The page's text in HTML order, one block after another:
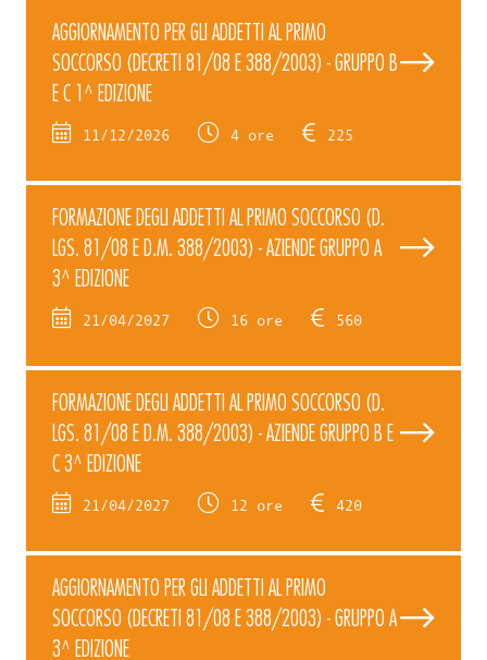
AGGIORNAMENTO PER GLI ADDETTI AL PRIMO
SOCCORSO (DECRETI 81/08 E 388/2003) - GRUPPO B
E C 1^ EDIZIONE
11/12/2026 4 ore 225
FORMAZIONE DEGLI ADDETTI AL PRIMO SOCCORSO (D.
LGS. 81/08 E D.M. 388/2003) - AZIENDE GRUPPO A
3^ EDIZIONE
21/04/2027 16 ore 560
FORMAZIONE DEGLI ADDETTI AL PRIMO SOCCORSO (D.
LGS. 81/08 E D.M. 388/2003) - AZIENDE GRUPPO B E
C 3^ EDIZIONE
21/04/2027 12 ore 420
AGGIORNAMENTO PER GLI ADDETTI AL PRIMO
SOCCORSO (DECRETI 81/08 E 388/2003) - GRUPPO A
3^ EDIZIONE